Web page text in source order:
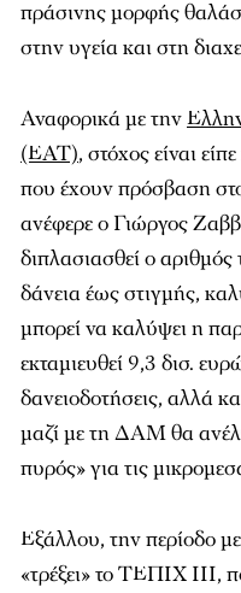
πράσινης μορφής
στην υγεία και στη
Αναφορικά με την
(ΕΑΤ), στόχος είναι
που έχουν πρόσβαση
ανέφερε ο Γιώργος
διπλασιασθεί ο
δάνεια έως στιγμής,
μπορεί να καλύψει η
εκταμιευθεί 9,3 δισ.
δανειοδοτήσεις, αλλά
μαζί με τη ΔΑΜ θα
πυρός» για τις
Εξάλλου, την περίοδο
«τρέξει» το ΤΕΠΙΧ ΙΙΙ,